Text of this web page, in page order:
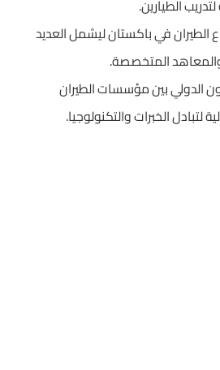
الطيارين.
الطيران في باكستان ليشمل العديد
المتخصصة.
الدولي بين مؤسسات الطيران
لتبادل الخبرات والتكنولوجيا.